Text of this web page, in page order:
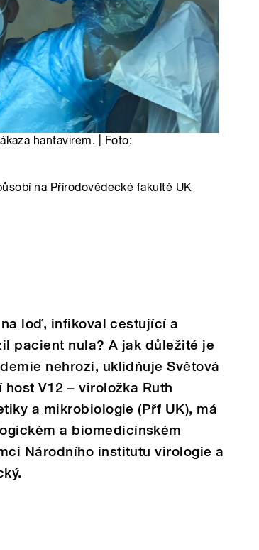
hantavirem. | Foto:
na Přírodovědecké fakultě UK
loď, infikoval cestující a
pacient nula? A jak důležité je
nehrozí, uklidňuje Světová
V12 – viroložka Ruth
a mikrobiologie (Přf UK), má
a biomedicínském
Národního institutu virologie a